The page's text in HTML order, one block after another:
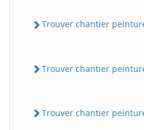
Trouver chantier
Trouver chantier peinture
Trouver chantier